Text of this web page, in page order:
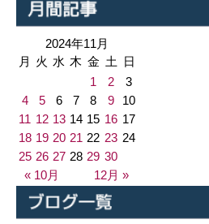
2024年11月
月 火 水 木 金 土 日
« 10月 12月 »
1 2
3
4
5 6 7 8 9
10
11 12 13 14 15 16 17
18 19 20 21 22 23 24
25 26 27 28 29 30